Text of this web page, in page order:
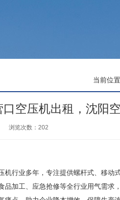
当前位
空压机出租，沈阳
浏览次数： 202
行业多年，专注提供螺杆式、移动
加工、应急抢修等全行业用气需求